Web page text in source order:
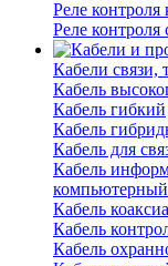
Реле
Реле контроля
Кабели связи,
Кабель
Кабель гибкий
Кабель
Кабель для
Кабель
компьютерный
Кабель
Кабель
Кабель